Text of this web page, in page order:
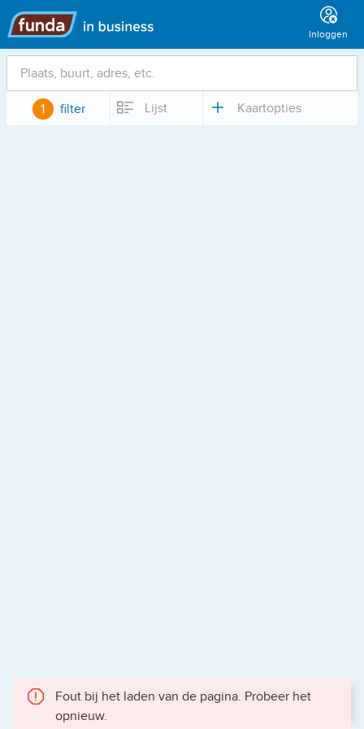
Hoofdmenu
Inloggen
Locatie
1 filter Lijst Kaartopties
Fout bij het laden van de pagina. Probeer het
opnieuw.